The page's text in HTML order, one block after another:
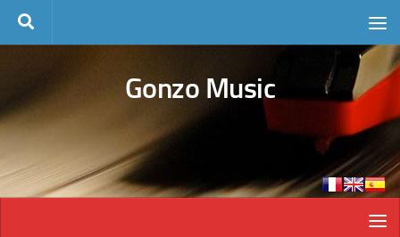
Skip to content
Gonzo Music